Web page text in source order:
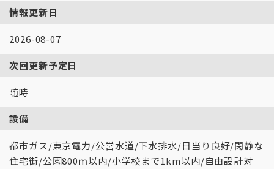
情報更新日
2026-08-07
次回更新予定日
随時
設備
都市ガス/東京電力/公営水道/下水排水/日当り良好/閑静な
住宅街/公園800ｍ以内/小学校まで1km以内/自由設計対